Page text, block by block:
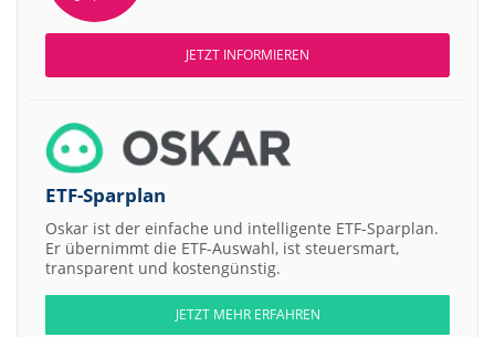
JETZT INFORMIEREN
ETF-Sparplan
Oskar ist der einfache und intelligente ETF-Sparplan.
Er übernimmt die ETF-Auswahl, ist steuersmart,
transparent und kostengünstig.
JETZT MEHR ERFAHREN